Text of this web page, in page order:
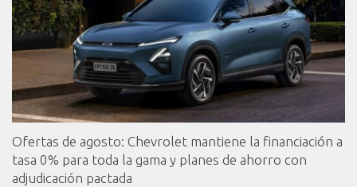
Ofertas de agosto: Chevrolet mantiene la financiación a
tasa 0% para toda la gama y planes de ahorro con
adjudicación pactada